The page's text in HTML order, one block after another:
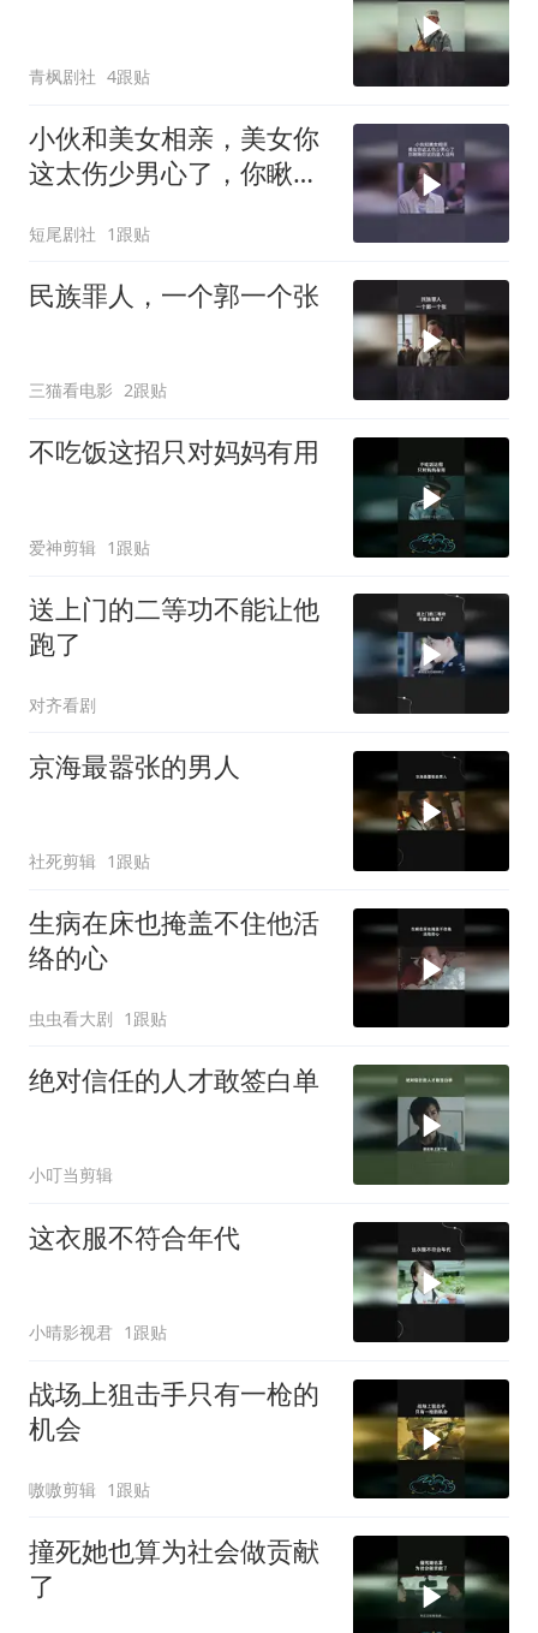
青枫剧社 4跟贴
小伙和美女相亲，美女你
这太伤少男心了，你瞅瞅
短尾剧社 1跟贴
民族罪人，一个郭一个张
三猫看电影 2跟贴
不吃饭这招只对妈妈有用
爱神剪辑 1跟贴
送上门的二等功不能让他
跑了
对齐看剧
京海最嚣张的男人
社死剪辑 1跟贴
生病在床也掩盖不住他活
络的心
虫虫看大剧 1跟贴
绝对信任的人才敢签白单
小叮当剪辑
这衣服不符合年代
小晴影视君 1跟贴
战场上狙击手只有一枪的
机会
嗷嗷剪辑 1跟贴
撞死她也算为社会做贡献
了